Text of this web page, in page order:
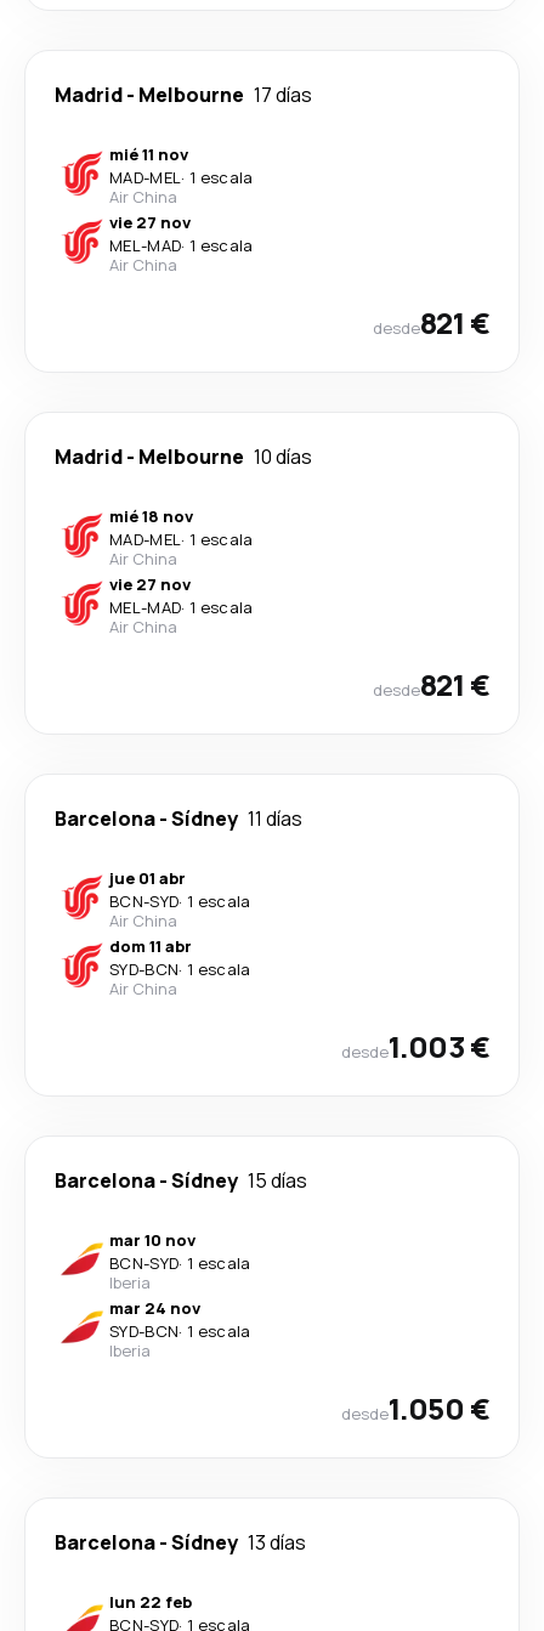
Madrid- Melbourne 17 días
mié 11 nov
MAD-MEL· 1 escala
Air China
vie 27 nov
MEL-MAD· 1 escala
Air China
desde821 €
Madrid- Melbourne 10 días
mié 18 nov
MAD-MEL· 1 escala
Air China
vie 27 nov
MEL-MAD· 1 escala
Air China
desde821 €
Barcelona-Sídney 11 días
jue 01 abr
BCN-SYD· 1 escala
Air China
dom 11 abr
SYD-BCN· 1 escala
Air China
desde1.003 €
Barcelona-Sídney 15 días
mar 10 nov
BCN-SYD· 1 escala
Iberia
mar 24 nov
SYD-BCN· 1 escala
Iberia
desde1.050 €
Barcelona-Sídney 13 días
lun 22 feb
BCN-SYD· 1 escala